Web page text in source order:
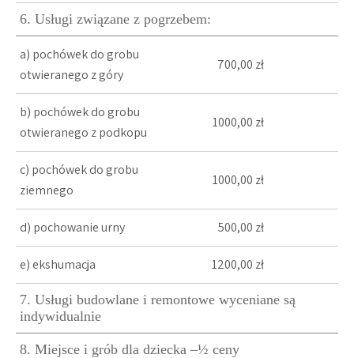
6. Usługi związane z pogrzebem:
a) pochówek do grobu
otwieranego z góry
700,00 zł
b) pochówek do grobu
otwieranego z podkopu
1000,00 zł
c) pochówek do grobu
ziemnego
1000,00 zł
d) pochowanie urny 500,00 zł
e) ekshumacja 1200,00 zł
7. Usługi budowlane i remontowe wyceniane są
indywidualnie
8. Miejsce i grób dla dziecka –½ ceny